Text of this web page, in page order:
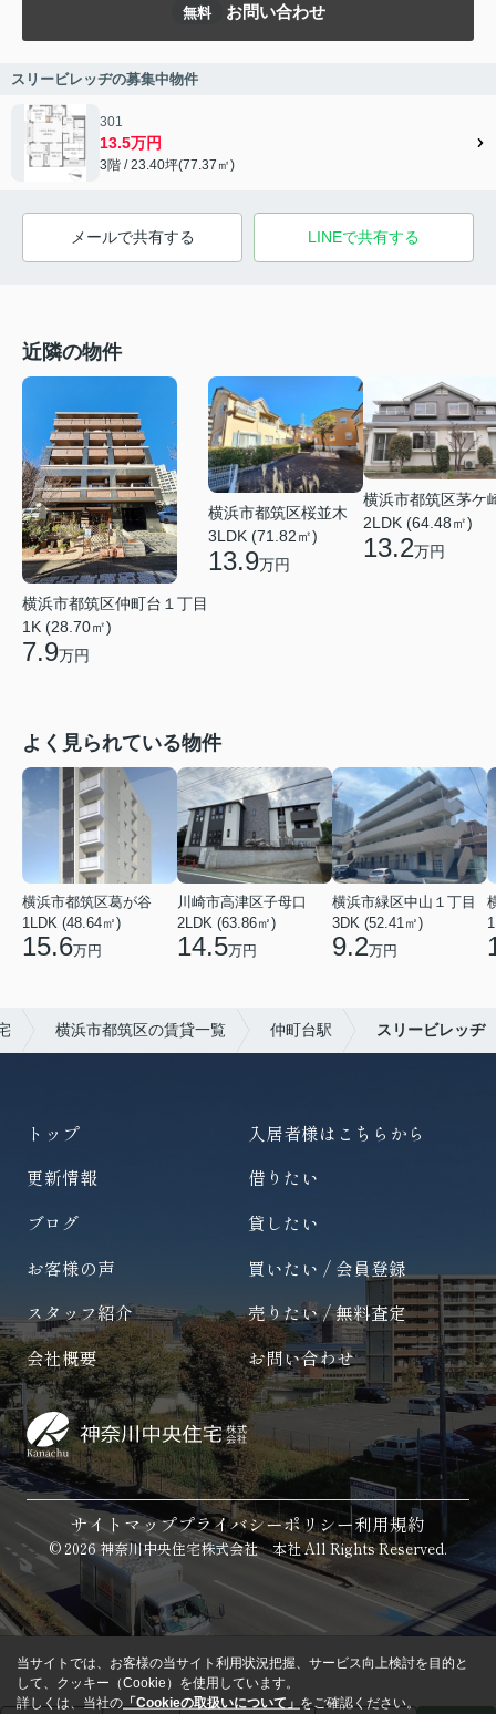
無料 お問い合わせ
スリービレッヂの募集中物件
301
13.5万円
3階 / 23.40坪(77.37㎡)
メールで共有する LINEで共有する
近隣の物件
横浜市都筑区仲町台１丁目
1K (28.70㎡)
7.9万円
横浜市都筑区桜並木
3LDK (71.82㎡)
13.9万円
横浜市都筑区茅ケ
2LDK (64.48㎡)
13.2万円
よく見られている物件
横浜市都筑区葛が谷
1LDK (48.64㎡)
15.6万円
川崎市高津区子母口
2LDK (63.86㎡)
14.5万円
横浜市緑区中山１丁目
3DK (52.41㎡)
9.2万円
横浜市都筑区の賃貸一覧 仲町台駅 スリービレッヂ
トップ
入居者様はこちらから
更新情報
借りたい
ブログ
貸したい
お客様の声
買いたい / 会員登録
スタッフ紹介
売りたい / 無料査定
会社概要
お問い合わせ
サイトマッププライバシーポリシー利用規約
© 2026 神奈川中央住宅株式会社 本社 All Rights Reserved.
当サイトでは、お客様の当サイト利用状況把握、サービス向上検討を目的と
して、クッキー（Cookie）を使用しています。
詳しくは、当社の「Cookieの取扱いについて」をご確認ください。